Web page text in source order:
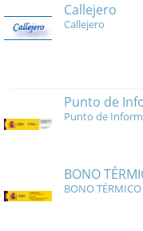
Callejero
Callejero
Punto de
Punto de
BONO
BONO TÉRMICO